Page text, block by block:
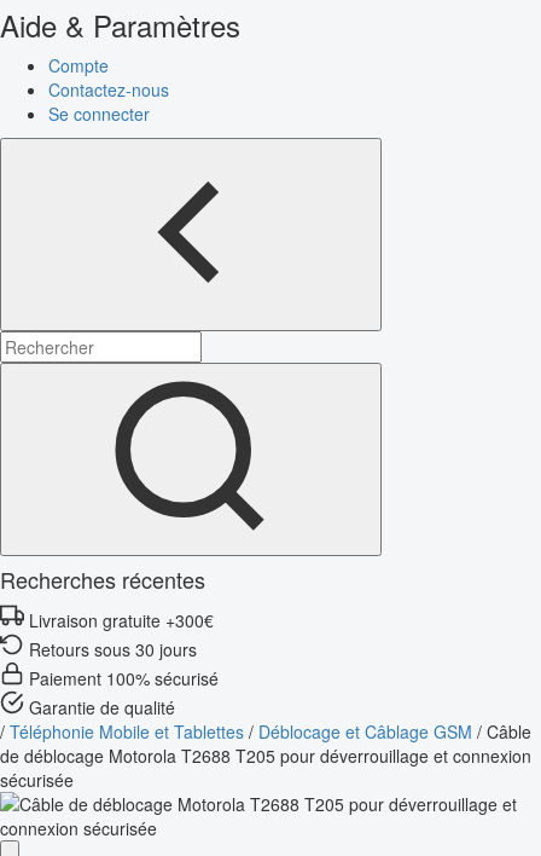
Aide & Paramètres
Compte
Contactez-nous
Se connecter
Recherches récentes
Livraison gratuite +300€
Retours sous 30 jours
Paiement 100% sécurisé
Garantie de qualité
/ Téléphonie Mobile et Tablettes / Déblocage et Câblage GSM / Câble
de déblocage Motorola T2688 T205 pour déverrouillage et connexion
sécurisée